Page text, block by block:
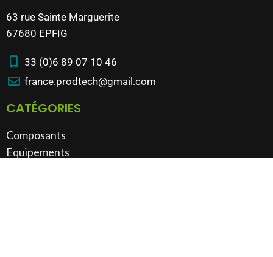
63 rue Sainte Marguerite
67680 EPFIG
33 (0)6 89 07 10 46
france.prodtech@gmail.com
CATÉGORIES
Composants
Equipements